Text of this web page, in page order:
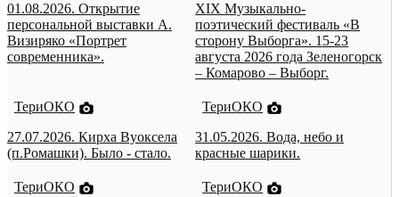
01.08.2026. Открытие
персональной выставки А.
Визиряко «Портрет
современника».
XIX Музыкально-
поэтический фестиваль «В
сторону Выборга». 15-23
августа 2026 года Зеленогорск
– Комарово – Выборг.
ТериОКО
27.07.2026. Кирха Вуоксела
(п.Ромашки). Было - стало.
ТериОКО
31.05.2026. Вода, небо и
красные шарики.
ТериОКО
ТериОКО